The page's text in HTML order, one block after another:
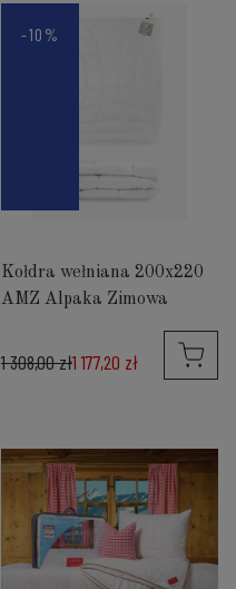
-10%
Kołdra wełniana 200x220
AMZ Alpaka Zimowa
1 177,20 zł
1 308,00 zł